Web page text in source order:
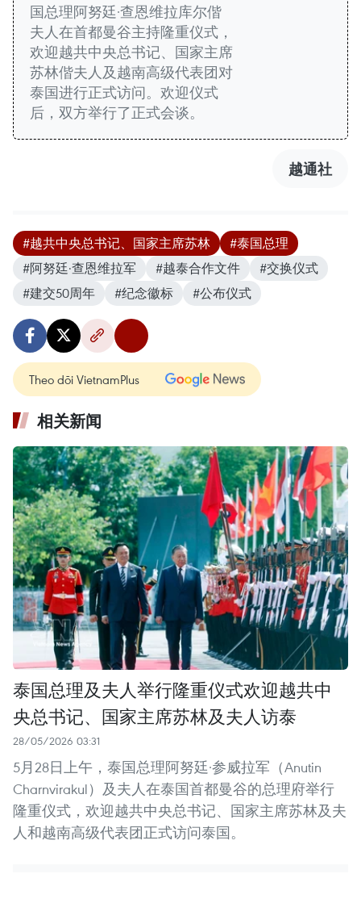
国总理阿努廷·查恩维拉库尔偕
夫人在首都曼谷主持隆重仪式，
欢迎越共中央总书记、国家主席
苏林偕夫人及越南高级代表团对
泰国进行正式访问。欢迎仪式
后，双方举行了正式会谈。
越通社
#越共中央总书记、国家主席苏林
#泰国总理
#阿努廷·查恩维拉军
#越泰合作文件
#交换仪式
#建交50周年
#纪念徽标 #公布仪式
Theo dõi VietnamPlus
相关新闻
泰国总理及夫人举行隆重仪式欢迎越共中
央总书记、国家主席苏林及夫人访泰
28/05/2026 03:31
5月28日上午，泰国总理阿努廷·参威拉军（Anutin
Charnvirakul）及夫人在泰国首都曼谷的总理府举行
隆重仪式，欢迎越共中央总书记、国家主席苏林及夫
人和越南高级代表团正式访问泰国。